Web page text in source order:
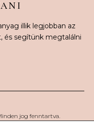
illik legjobban az
és segítünk megtalálni
jog fenntartva.